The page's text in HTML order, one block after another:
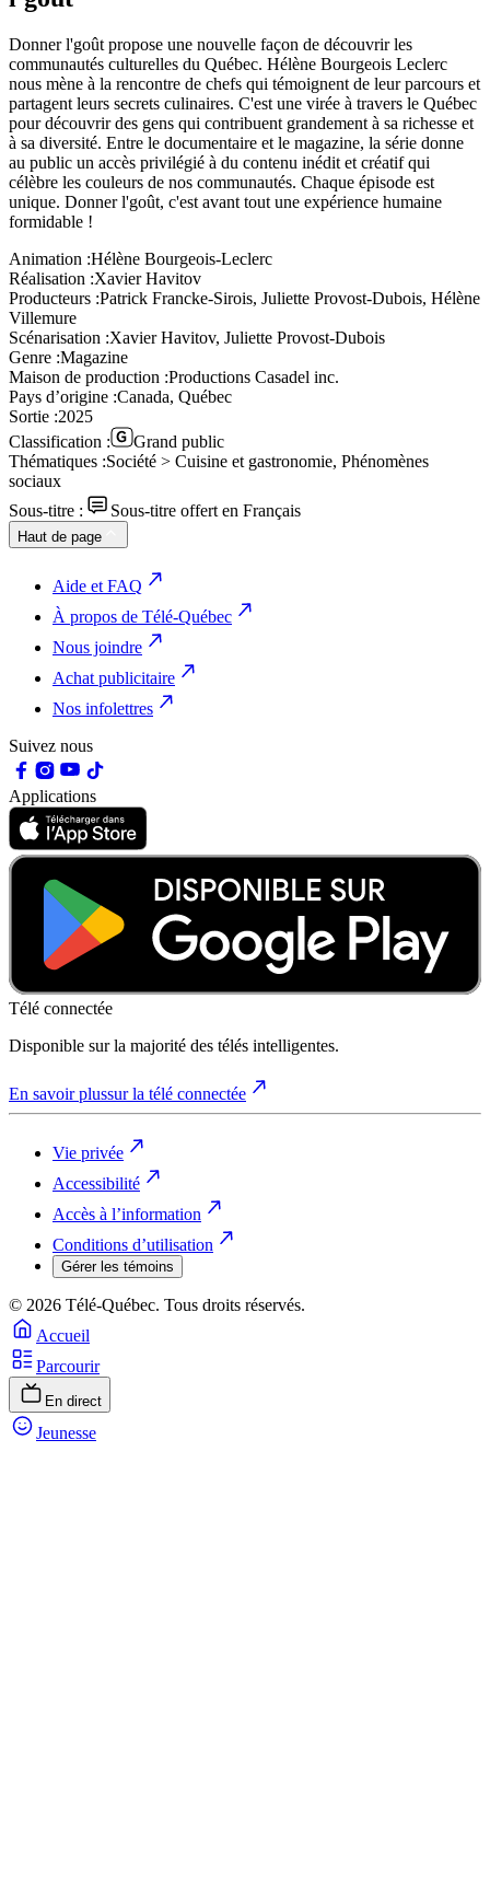
Donner l'goût propose une nouvelle façon de découvrir les
communautés culturelles du Québec. Hélène Bourgeois Leclerc
nous mène à la rencontre de chefs qui témoignent de leur parcours et
partagent leurs secrets culinaires. C'est une virée à travers le Québec
pour découvrir des gens qui contribuent grandement à sa richesse et
à sa diversité. Entre le documentaire et le magazine, la série donne
au public un accès privilégié à du contenu inédit et créatif qui
célèbre les couleurs de nos communautés. Chaque épisode est
unique. Donner l'goût, c'est avant tout une expérience humaine
formidable !
Animation :Hélène Bourgeois-Leclerc
Réalisation :Xavier Havitov
Producteurs :Patrick Francke-Sirois, Juliette Provost-Dubois, Hélène
Villemure
Scénarisation :Xavier Havitov, Juliette Provost-Dubois
Genre :Magazine
Maison de production :Productions Casadel inc.
Pays d’origine :Canada, Québec
Sortie :2025
Classification :
Grand public
Thématiques :Société > Cuisine et gastronomie, Phénomènes
sociaux
Sous-titre :
Sous-titre offert en Français
Haut de page
Aide et FAQ
À propos de Télé-Québec
Nous joindre
Achat publicitaire
Nos infolettres
Suivez nous
Applications
Télé connectée
Disponible sur la majorité des télés intelligentes.
En savoir plussur la télé connectée
Vie privée
Accessibilité
Accès à l’information
Conditions d’utilisation
Gérer les témoins
© 2026 Télé-Québec. Tous droits réservés.
Accueil
Parcourir
En direct
Jeunesse